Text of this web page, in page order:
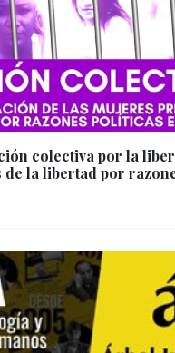
colectiva por la
de la libertad por